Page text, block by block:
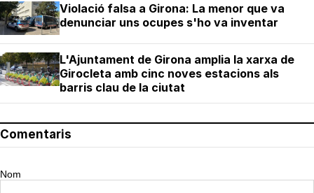
Violació falsa a Girona: La menor que va
denunciar uns ocupes s'ho va inventar
L'Ajuntament de Girona amplia la xarxa de
Girocleta amb cinc noves estacions als
barris clau de la ciutat
Comentaris
Nom